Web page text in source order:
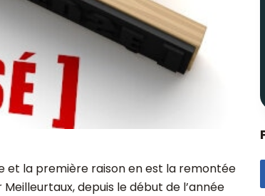
et la première raison en est la remontée
depuis le début de l’année